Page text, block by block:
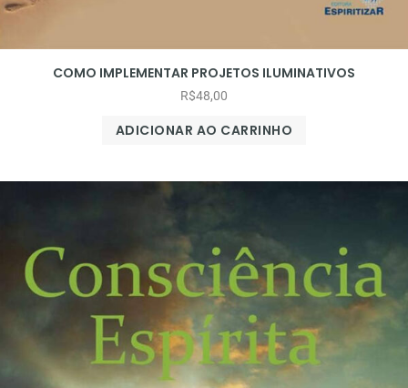
COMO IMPLEMENTAR PROJETOS ILUMINATIVOS
R$48,00
ADICIONAR AO CARRINHO